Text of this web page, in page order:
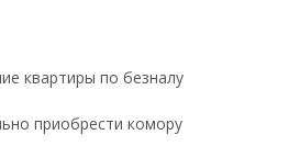
квартиры по безналу
приобрести комору